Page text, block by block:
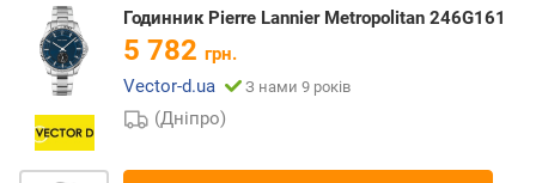
Годинник Pierre Lannier Metropolitan 246G161
5 782 грн.
Vector-d.ua
З нами 9 років
(Дніпро)